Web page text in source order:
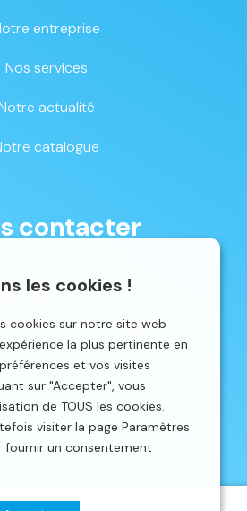
les cookies !
cookies sur notre site web
la plus pertinente en
et vos visites
sur "Accepter", vous
de TOUS les cookies.
visiter la page Paramètres
fournir un consentement
entreprise
Nos services
actualité
catalogue
contacter
16 | 4650 CHAINEUX
réalisé parLocalisy Web Agency.